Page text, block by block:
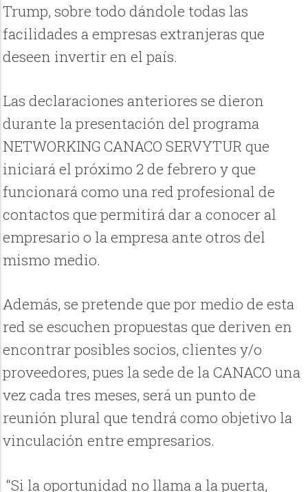
Trump, sobre todo dándole todas las
facilidades a empresas extranjeras que
deseen invertir en el país.
Las declaraciones anteriores se dieron
durante la presentación del programa
NETWORKING CANACO SERVYTUR que
iniciará el próximo 2 de febrero y que
funcionará como una red profesional de
contactos que permitirá dar a conocer al
empresario o la empresa ante otros del
mismo medio.
Además, se pretende que por medio de esta
red se escuchen propuestas que deriven en
encontrar posibles socios, clientes y/o
proveedores, pues la sede de la CANACO una
vez cada tres meses, será un punto de
reunión plural que tendrá como objetivo la
vinculación entre empresarios.
“Si la oportunidad no llama a la puerta,